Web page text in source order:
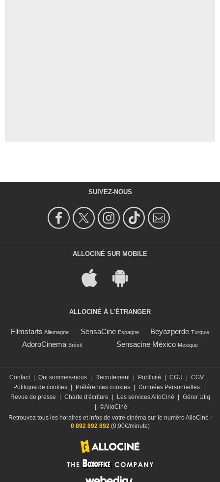
SUIVEZ-NOUS
ALLOCINÉ SUR MOBILE
ALLOCINÉ À L'ÉTRANGER
Filmstarts Allemagne SensaCine Espagne Beyazperde Turquie
AdoroCinema Brésil Sensacine México Mexique
Contact | Qui sommes-nous | Recrutement | Publicité | CGU | CGV |
Politique de cookies | Préférences cookies | Données Personnelles |
Revue de presse
| Charte d'écriture | Les services AlloCiné | Gérer Utiq
| ©AlloCiné
Retrouvez tous les horaires et infos de votre cinéma sur le numéro AlloCiné :
0 892 892 892 (0,90€/minute)